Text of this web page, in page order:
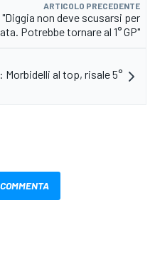
ARTICOLO PRECEDENTE
non deve scusarsi per
Potrebbe tornare al 1° GP"
Morbidelli al top, risale 5°